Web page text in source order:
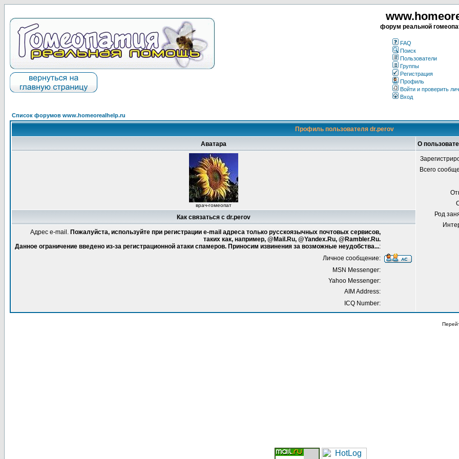
форум реальной
FAQ
Поиск
Пользователи
Группы
Регистрация
Профиль
Войти и проверить
Вход
Список форумов www.homeorealhelp.ru
Профиль пользователя dr.perov
Аватара О
врач-гомеопат
Всего
Род
Как связаться с dr.perov
Адрес e-mail. Пожалуйста, используйте при регистрации e-mail адреса только русскоязычных почтовых сервисов,
таких как, например, @Mail.Ru, @Yandex.Ru, @Rambler.Ru.
Данное ограничение введено из-за регистрационной атаки спамеров. Приносим извинения за возможные неудобства...:
Личное сообщение:
MSN Messenger:
Yahoo Messenger:
AIM Address:
ICQ Number: